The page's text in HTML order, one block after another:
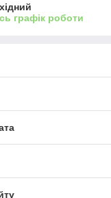
графік роботи